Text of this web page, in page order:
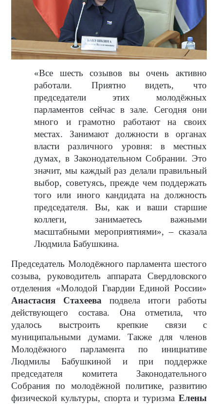
«Все шесть созывов вы очень активно
работали. Приятно видеть, что
председатели этих молодёжных
парламентов сейчас в зале. Сегодня они
много и грамотно работают на своих
местах. Занимают должности в органах
власти различного уровня: в местных
думах, в Законодательном Собрании. Это
значит, мы каждый раз делали правильный
выбор, советуясь, прежде чем поддержать
того или иного кандидата на должность
председателя. Вы, как и ваши старшие
коллеги, занимаетесь важными
масштабными мероприятиями», – сказала
Людмила Бабушкина.
Председатель Молодёжного парламента шестого
созыва, руководитель аппарата Свердловского
отделения «Молодой Гвардии Единой России»
Анастасия Стахеева подвела итоги работы
действующего состава. Она отметила, что
удалось выстроить крепкие связи с
муниципальными думами. Также для членов
Молодёжного парламента по инициативе
Людмилы Бабушкиной и при поддержке
председателя комитета Законодательного
Собрания по молодёжной политике, развитию
физической культуры, спорта и туризма Елены